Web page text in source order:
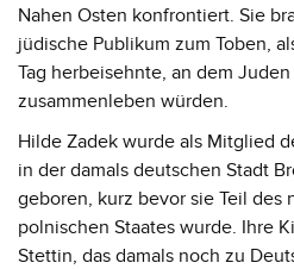
Nahen Osten konfrontiert. Sie
jüdische Publikum zum Toben,
Tag herbeisehnte, an dem
zusammenleben würden.
Hilde Zadek wurde als Mitglied
in der damals deutschen Stadt
geboren, kurz bevor sie Teil des
polnischen Staates wurde. Ihre
Stettin, das damals noch zu